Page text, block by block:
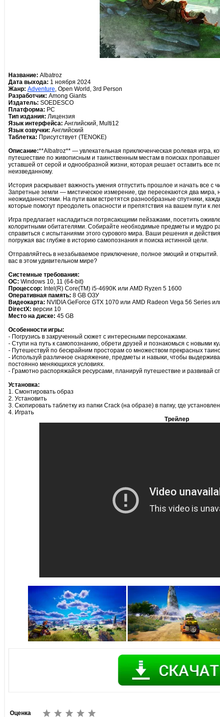
Название: Albatroz
Дата выхода: 1 ноября 2024
Жанр: Adventure, Open World, 3rd Person
Разработчик: Among Giants
Издатель: SOEDESCO
Платформа: PC
Тип издания: Лицензия
Язык интерфейса: Английский, Multi12
Язык озвучки: Английский
Таблетка: Присутствует (TENOKE)
Описание:**Albatroz** — увлекательная приключенческая ролевая игра,
путешествие по живописным и таинственным местам в поисках
уставшей от серой и однообразной жизни, которая решает оставить все
неизведанному.
История раскрывает важность умения отпустить прошлое и начать все с
Запретные земли — мистическое измерение, где пересекаются два мира,
неожиданностями. На пути вам встретятся разнообразные спутники,
которые помогут преодолеть опасности и препятствия на вашем пути к
Игра предлагает насладиться потрясающими пейзажами, посетить
колоритными обитателями. Собирайте необходимые предметы и мудро
справиться с испытаниями этого сурового мира. Ваши решения и
погружая вас глубже в историю самопознания и поиска истинной цели.
Отправляйтесь в незабываемое приключение, полное эмоций и
вас в этом удивительном мире?
Системные требования:
ОС: Windows 10, 11 (64-bit)
Процессор: Intel(R) Core(TM) i5-4690K или AMD Ryzen 5 1600
Оперативная память: 8 GB ОЗУ
Видеокарта: NVIDIA GeForce GTX 1070 или AMD Radeon Vega 56 Series
DirectX: версии 10
Место на диске: 45 GB
Особенности игры:
- Погрузись в закрученный сюжет с интересными персонажами.
- Ступи на путь к самопознанию, обрети друзей и познакомься с новыми
- Путешествуй по бескрайним просторам со множеством прекрасных
- Используй различное снаряжение, предметы и навыки, чтобы
постоянно меняющихся условиях.
- Грамотно распоряжайся ресурсами, планируй путешествие и развивай
Установка:
1. Смонтировать образ
2. Установить
3. Скопировать таблетку из папки Crack (на образе) в папку, где
4. Играть
Трейлер
Оценка